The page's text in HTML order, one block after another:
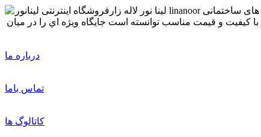
درباره ما
تماس باما
کاتالوگ ها